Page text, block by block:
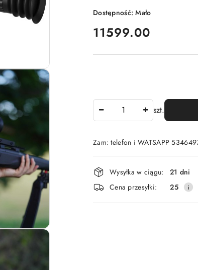
Dostępność:Mało
cena:
11599.00
szt.
Zam: telefon i WATSAPP
Dostępność
i
dostawa
Wysyłka w ciągu:
21 dni
Cena przesyłki:
25